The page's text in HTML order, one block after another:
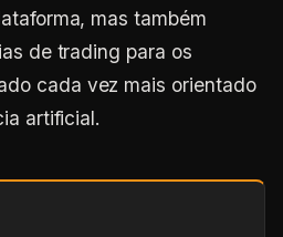
mas também
de trading para os
cada vez mais orientado
artificial.